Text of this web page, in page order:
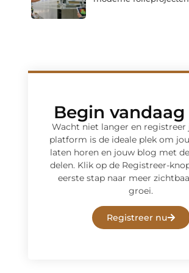
Begin vandaag
Wacht niet langer en registreer
platform is de ideale plek om
laten horen en jouw blog met
delen. Klik op de Registreer-
eerste stap naar meer
groei.
Registreer nu